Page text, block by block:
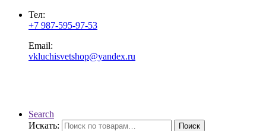
Тел:
+7 987-595-97-53
Email:
vkluchisvetshop@yandex.ru
Search
Искать:
Поиск